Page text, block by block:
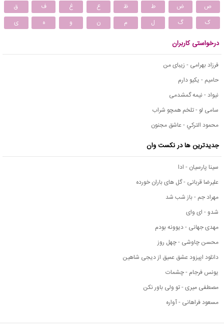
ص
ض ط ظ ع غ ف
ق
ک
گ ل م ن و ه ی
درخواستی کاربران
فرزاد بهرامی - زیبای من
حامیم - یکیو دارم
نیواد - نیمه گمشدمی
سامی لو - تلخم همچو شراب
محمود التركي - عاشق مجنون
جدیدترین ها در نکست وان
سینا پارسیان - ادا
علیرضا قربانی - گل های باران خورده
مهراد جم - باز شب شد
شدو - ای وای
مهدی جهانی - دیوونه بودم
محسن چاوشی - چهل روز
دانلود اپیزود عشق عمیق از دیجی شاهین
یونس فرجام - چشمات
مصطفی میری - تو ولی باور نکن
مسعود فراهانی - آواره